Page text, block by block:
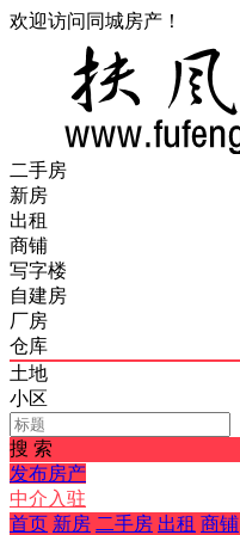
欢迎访问同城房产！
二手房
新房
出租
商铺
写字楼
自建房
厂房
仓库
土地
小区
搜 索
发布房产
中介入驻
首页 新房 二手房 出租 商铺